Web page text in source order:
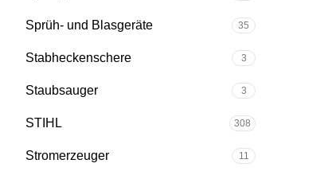
Sprüh- und Blasgeräte 35
Stabheckenschere 3
Staubsauger 3
STIHL 308
Stromerzeuger 11